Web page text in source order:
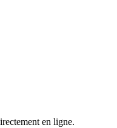
en ligne.